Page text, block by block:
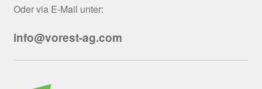
Oder via E-Mail unter:
info@vorest-ag.com